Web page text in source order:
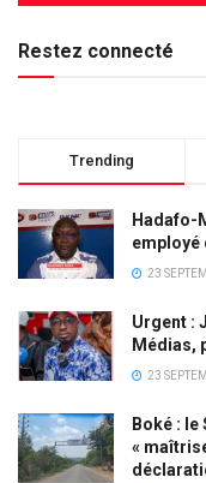
Restez connecté
Trending
Hadafo-
employé
23
Urgent :
Médias,
23
Boké : le
«